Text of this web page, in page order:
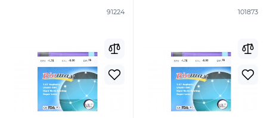
91224 101873